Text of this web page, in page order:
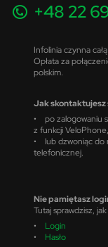
+48 22
Infolinia czynna
Opłata za
polskim.
Jak skontaktujesz
• po zalogowaniu
z funkcji VeloPhone,
• lub dzwoniąc do
telefonicznej.
Nie pamiętasz
Tutaj sprawdzisz,
• Login
• Hasło